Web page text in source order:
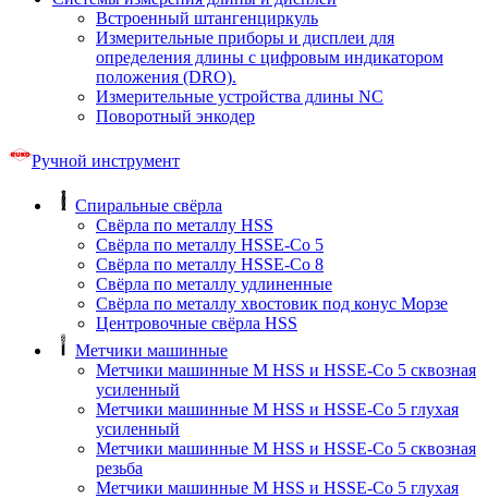
Встроенный штангенциркуль
Измерительные приборы и дисплеи для
определения длины с цифровым индикатором
положения (DRO).
Измерительные устройства длины NC
Поворотный энкодер
Ручной инструмент
Спиральные свёрла
Свёрла по металлу HSS
Свёрла по металлу HSSE-Co 5
Свёрла по металлу HSSE-Co 8
Свёрла по металлу удлиненные
Свёрла по металлу хвостовик под конус Морзе
Центровочные свёрла HSS
Метчики машинные
Метчики машинные M HSS и HSSE-Co 5 сквозная
усиленный
Метчики машинные M HSS и HSSE-Co 5 глухая
усиленный
Метчики машинные M HSS и HSSE-Co 5 сквозная
резьба
Метчики машинные M HSS и HSSE-Co 5 глухая